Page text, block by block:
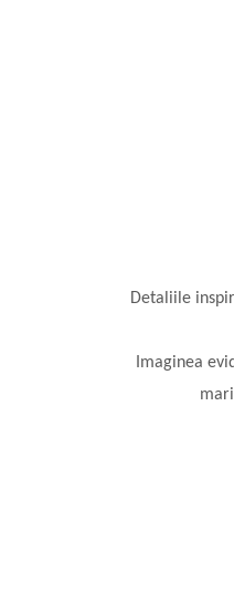
Detaliile
Imaginea